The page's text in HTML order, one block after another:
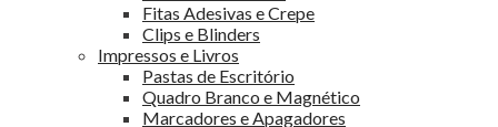
Fitas Adesivas e Crepe
Clips e Blinders
Impressos e Livros
Pastas de Escritório
Quadro Branco e Magnético
Marcadores e Apagadores